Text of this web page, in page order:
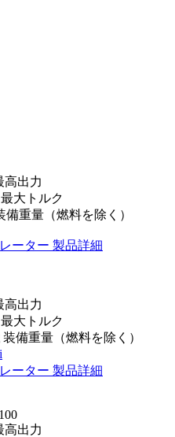
高出力
最大トルク
備重量（燃料を除く）
ーター 製品詳細
高出力
最大トルク
装備重量（燃料を除く）
i
ーター 製品詳細
高出力